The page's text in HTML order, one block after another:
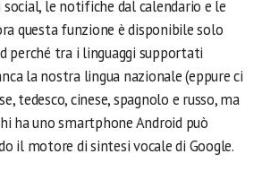
le notifiche dal calendario e le
questa funzione è disponibile solo
perché tra i linguaggi supportati
la nostra lingua nazionale (eppure ci
tedesco, cinese, spagnolo e russo, ma
ha uno smartphone Android può
il motore di sintesi vocale di Google.